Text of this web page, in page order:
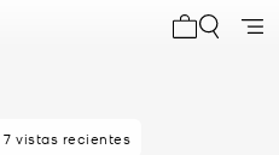
7 vistas recientes